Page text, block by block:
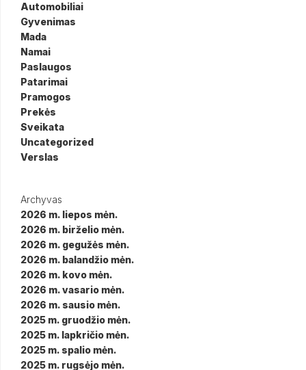
Automobiliai
Gyvenimas
Mada
Namai
Paslaugos
Patarimai
Pramogos
Prekės
Sveikata
Uncategorized
Verslas
Archyvas
2026 m. liepos mėn.
2026 m. birželio mėn.
2026 m. gegužės mėn.
2026 m. balandžio mėn.
2026 m. kovo mėn.
2026 m. vasario mėn.
2026 m. sausio mėn.
2025 m. gruodžio mėn.
2025 m. lapkričio mėn.
2025 m. spalio mėn.
2025 m. rugsėjo mėn.